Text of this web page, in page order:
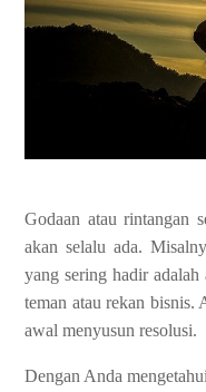
Godaan atau rintangan
akan selalu ada.
yang sering hadir adalah
teman atau rekan bisnis.
awal menyusun resolusi.
Dengan Anda